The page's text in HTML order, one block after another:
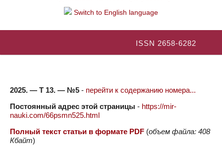
Switch to English language
ISSN 2658-6282
2025. — Т 13. — №5 - перейти к содержанию номера...
Постоянный адрес этой страницы - https://mir-
nauki.com/66psmn525.html
Полный текст статьи в формате PDF (объем файла: 408
Кбайт)